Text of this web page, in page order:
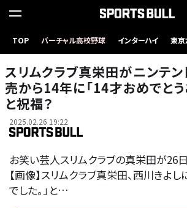
TOP バーチャル高校野球 インターハイ 東京
スリムクラブ真栄田がニンテ
売から14年に「14才おめでとう
と祝福？
2025.02.26 19:22
お笑い芸人スリムクラブの真栄田が26
【画像】スリムクラブ真栄田、西川きよ
でした。」と…